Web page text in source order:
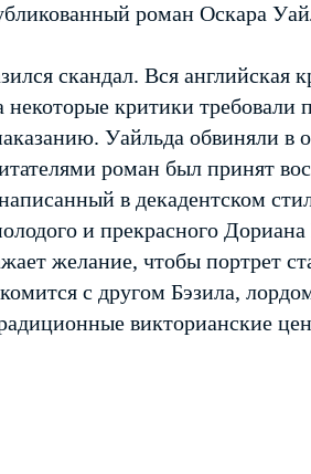
роман Оскара
скандал. Вся английская
критики требовали
Уайльда обвиняли в
роман был принят
в декадентском
и прекрасного Дориана
желание, чтобы портрет
с другом Бэзила,
викторианские